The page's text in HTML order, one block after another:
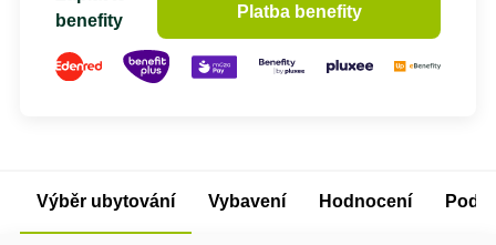
benefity
Platba benefity
Výběr ubytování Vybavení Hodnocení